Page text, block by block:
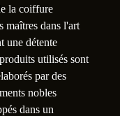
la coiffure
maîtres dans l'art
une détente
utilisés sont
par des
nobles
dans un